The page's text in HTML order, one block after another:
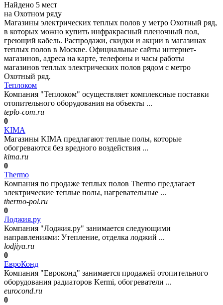
Найдено 5 мест
на Охотном ряду
Магазины электрических теплых полов у метро Охотный ряд,
в которых можно купить инфракрасный пленочный пол,
греющий кабель. Распродажи, скидки и акции в магазинах
теплых полов в Москве. Официальные сайты интернет-
магазинов, адреса на карте, телефоны и часы работы
магазинов теплых электрических полов рядом с метро
Охотный ряд.
Теплоком
Компания "Теплоком" осуществляет комплексные поставки
отопительного оборудования на объекты ...
teplo-com.ru
0
KIMA
Магазины KIMA предлагают теплые полы, которые
обогреваются без вредного воздействия ...
kima.ru
0
Thermo
Компания по продаже теплых полов Thermo предлагает
электрические теплые полы, нагревательные ...
thermo-pol.ru
0
Лоджия.ру
Компания "Лоджия.ру" занимается следующими
направлениями: Утепление, отделка лоджий ...
lodjiya.ru
0
ЕвроКонд
Компания "Евроконд" занимается продажей отопительного
оборудования радиаторов Kermi, обогреватели ...
eurocond.ru
0